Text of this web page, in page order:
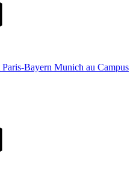
Bayern Munich au Campus